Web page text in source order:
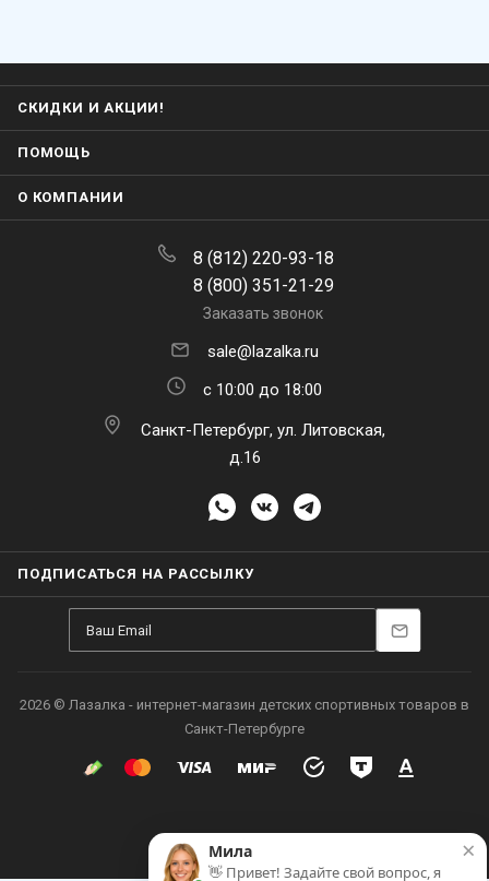
СКИДКИ И АКЦИИ!
ПОМОЩЬ
О КОМПАНИИ
8 (812) 220-93-18
8 (800) 351-21-29
Заказать звонок
sale@lazalka.ru
с 10:00 до 18:00
Санкт-Петербург, ул. Литовская,
д.16
ПОДПИСАТЬСЯ НА РАССЫЛКУ
2026 © Лазалка - интернет-магазин детских спортивных товаров в
Санкт-Петербурге
×
Мила
👋 Привет! Задайте свой вопрос, я